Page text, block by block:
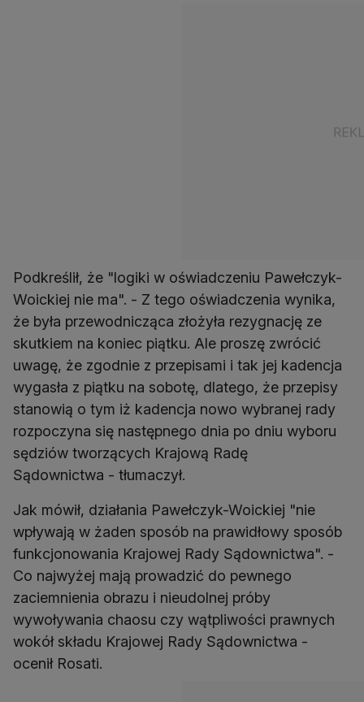
Podkreślił, że "logiki w oświadczeniu Pawełczyk-
Woickiej nie ma". - Z tego oświadczenia wynika,
że była przewodnicząca złożyła rezygnację ze
skutkiem na koniec piątku. Ale proszę zwrócić
uwagę, że zgodnie z przepisami i tak jej kadencja
wygasła z piątku na sobotę, dlatego, że przepisy
stanowią o tym iż kadencja nowo wybranej rady
rozpoczyna się następnego dnia po dniu wyboru
sędziów tworzących Krajową Radę
Sądownictwa - tłumaczył.
Jak mówił, działania Pawełczyk-Woickiej "nie
wpływają w żaden sposób na prawidłowy sposób
funkcjonowania Krajowej Rady Sądownictwa". -
Co najwyżej mają prowadzić do pewnego
zaciemnienia obrazu i nieudolnej próby
wywoływania chaosu czy wątpliwości prawnych
wokół składu Krajowej Rady Sądownictwa -
ocenił Rosati.